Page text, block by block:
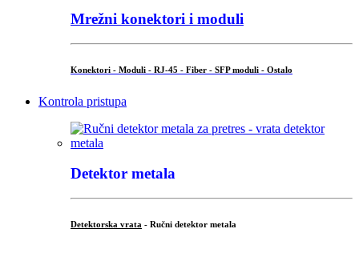
Mrežni konektori i moduli
Konektori - Moduli - RJ-45 - Fiber - SFP moduli - Ostalo
Kontrola pristupa
Detektor metala
Detektorska vrata - Ručni detektor metala